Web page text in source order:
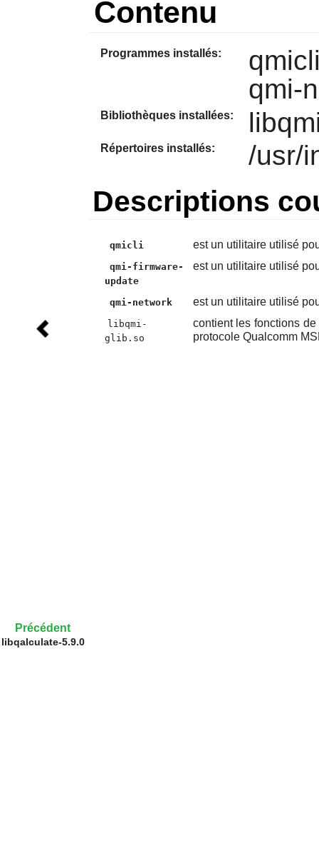
Contenu
Programmes installés:
qmi-
Bibliothèques installées:
Répertoires installés: /usr/
Descriptions
qmicli est un utilitaire utilisé
qmi-firmware-
update
est un utilitaire utilisé
qmi-network est un utilitaire utilisé
libqmi-
glib.so
contient les fonctions
protocole Qualcomm
Précédent
libqalculate-5.9.0